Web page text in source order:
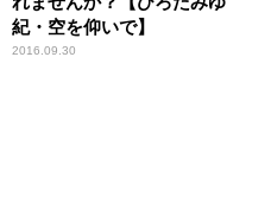
紀・空を仰いで】
2016.09.30